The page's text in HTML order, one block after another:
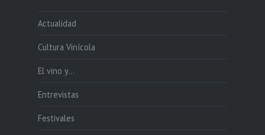
Actualidad
Cultura Vinícola
El vino y…
Entrevistas
Festivales